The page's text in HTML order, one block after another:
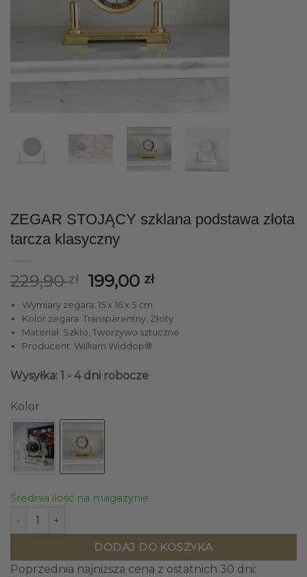
ZEGAR STOJĄCY szklana podstawa złota
tarcza klasyczny
229,90zł
Pierwotna
wynosiła:
229,90 zł.
199,00 złAktualna
wynosi:
199,00 zł.
Wymiary zegara: 15 x 16 x 5 cm
Kolor zegara: Transparentny, Złoty
Materiał: Szkło, Tworzywo sztuczne
Producent: William Widdop®
Wysyłka: 1 - 4 dni robocze
Kolor
Średnia ilość na magazynie
ilość ZEGAR STOJĄCY szklana podstawa złota tarcza
DODAJ DO KOSZYKA
Poprzednia najniższa cena z ostatnich 30 dni: